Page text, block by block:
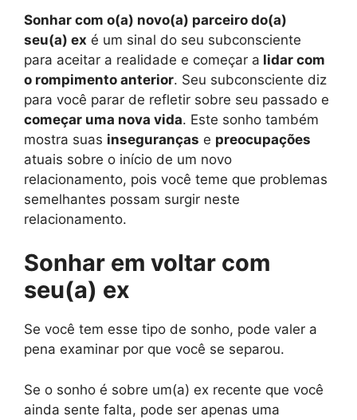
Sonhar com o(a) novo(a) parceiro do(a)
seu(a) ex é um sinal do seu subconsciente
para aceitar a realidade e começar a lidar com
o rompimento anterior. Seu subconsciente diz
para você parar de refletir sobre seu passado e
começar uma nova vida. Este sonho também
mostra suas inseguranças e preocupações
atuais sobre o início de um novo
relacionamento, pois você teme que problemas
semelhantes possam surgir neste
relacionamento.
Sonhar em voltar com
seu(a) ex
Se você tem esse tipo de sonho, pode valer a
pena examinar por que você se separou.
Se o sonho é sobre um(a) ex recente que você
ainda sente falta, pode ser apenas uma